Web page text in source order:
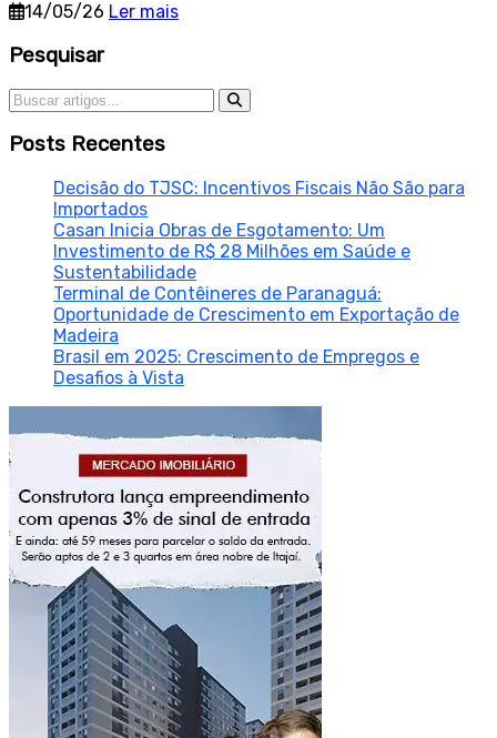
14/05/26 Ler mais
Sidebar
Pesquisar
Pesquisar por:
Posts Recentes
Decisão do TJSC: Incentivos Fiscais Não São para
Importados
Casan Inicia Obras de Esgotamento: Um
Investimento de R$ 28 Milhões em Saúde e
Sustentabilidade
Terminal de Contêineres de Paranaguá:
Oportunidade de Crescimento em Exportação de
Madeira
Brasil em 2025: Crescimento de Empregos e
Desafios à Vista